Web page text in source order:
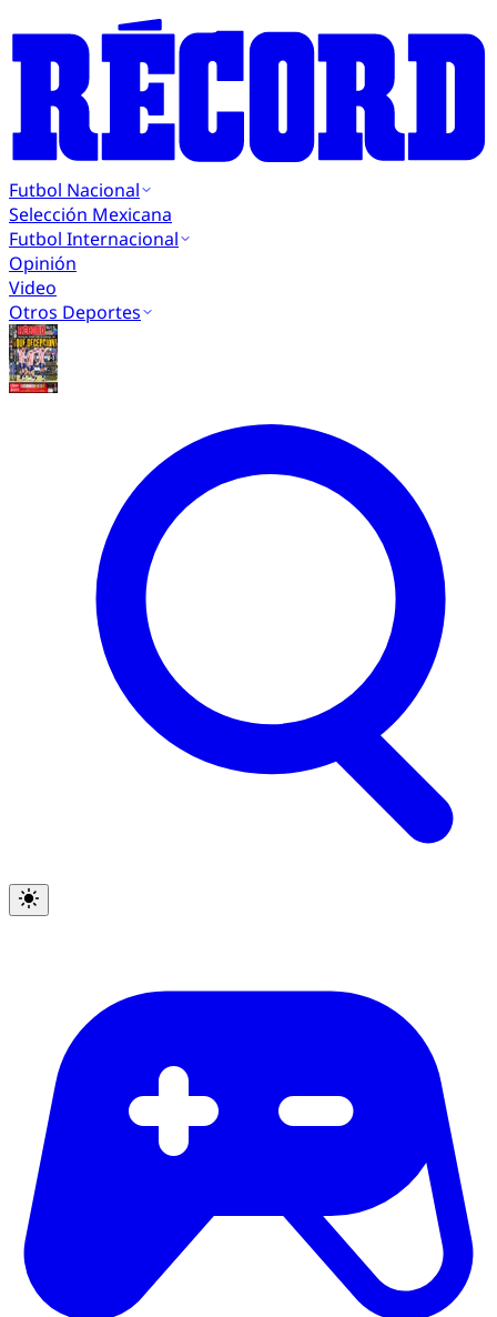
Futbol Nacional
Selección Mexicana
Futbol Internacional
Opinión
Video
Otros Deportes